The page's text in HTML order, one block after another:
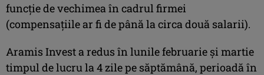
funcție de vechimea în cadrul firmei
(compensațiile ar fi de până la circa două salarii).
Aramis Invest a redus în lunile februarie și martie
timpul de lucru la 4 zile pe săptămână, perioadă în